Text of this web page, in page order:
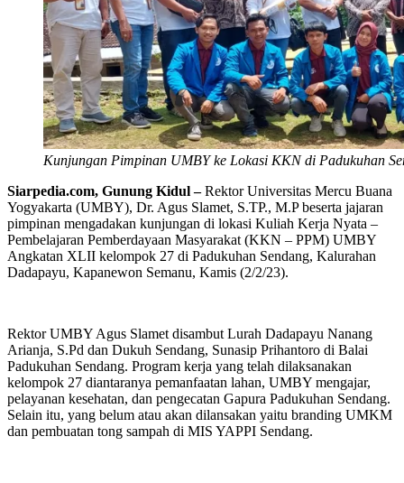
Kunjungan Pimpinan UMBY ke Lokasi KKN di Padukuhan
Siarpedia.com, Gunung Kidul –Rektor Universitas Mercu Buana
Yogyakarta (UMBY), Dr. Agus Slamet, S.TP., M.P beserta jajaran
pimpinan mengadakan kunjungan di lokasi Kuliah Kerja Nyata –
Pembelajaran Pemberdayaan Masyarakat (KKN – PPM) UMBY
Angkatan XLII kelompok 27 di Padukuhan Sendang, Kalurahan
Dadapayu, Kapanewon Semanu, Kamis (2/2/23).
Rektor UMBY Agus Slamet disambut Lurah Dadapayu Nanang
Arianja, S.Pd dan Dukuh Sendang, Sunasip Prihantoro di Balai
Padukuhan Sendang. Program kerja yang telah dilaksanakan
kelompok 27 diantaranya pemanfaatan lahan, UMBY mengajar,
pelayanan kesehatan, dan pengecatan Gapura Padukuhan Sendang.
Selain itu, yang belum atau akan dilansakan yaitu branding UMKM
dan pembuatan tong sampah di MIS YAPPI Sendang.